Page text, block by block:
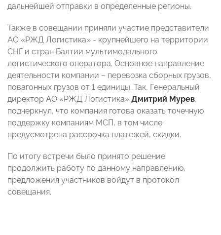
дальнейшей отправки в определенные регионы.
Также в совещании приняли участие представители
АО «РЖД Логистика» - крупнейшего на территории
СНГ и стран Балтии мультимодального
логистического оператора. Основное направление
деятельности компании – перевозка сборных грузов,
повагонных грузов от 1 единицы. Так, Генеральный
директор АО «РЖД Логистика» Дмитрий Мурев,
подчеркнул, что компания готова оказать точечную
поддержку компаниям МСП, в том числе
предусмотрена рассрочка платежей, скидки.
По итогу встречи было принято решение
продолжить работу по данному направлению,
предложения участников войдут в протокол
совещания.